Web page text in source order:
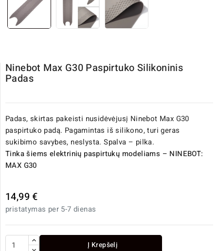
Ninebot Max G30 Paspirtuko Silikoninis
Padas
Padas, skirtas pakeisti nusidėvėjusį Ninebot Max G30
paspirtuko padą. Pagamintas iš silikono, turi geras
sukibimo savybes, neslysta. Spalva – pilka.
Tinka šiems elektrinių paspirtukų modeliams – NINEBOT:
MAX G30
14,99 €
pristatymas per 5-7 dienas
Į Krepšelį